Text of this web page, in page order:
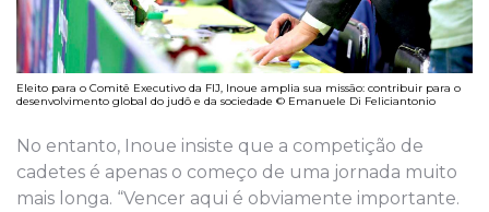
Eleito para o Comitê Executivo da FIJ, Inoue amplia sua missão: contribuir para o
desenvolvimento global do judô e da sociedade © Emanuele Di Feliciantonio
No entanto, Inoue insiste que a competição de
cadetes é apenas o começo de uma jornada muito
mais longa. “Vencer aqui é obviamente importante.